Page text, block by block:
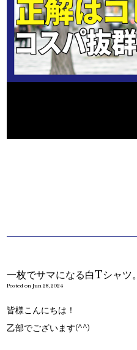
一枚でサマになる白Tシャツ。
Posted on Jun 28, 2024
皆様こんにちは！
乙部でございます(^^)